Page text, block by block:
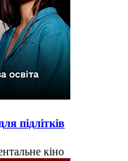
підлітків
кіно